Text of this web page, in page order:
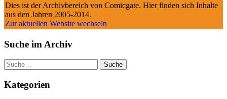
Dies ist der Archivbereich von Comicgate. Hier finden sich Inhalte
aus den Jahren 2005-2014.
Zur aktuellen Website wechseln
Suche im Archiv
Suche
Kategorien